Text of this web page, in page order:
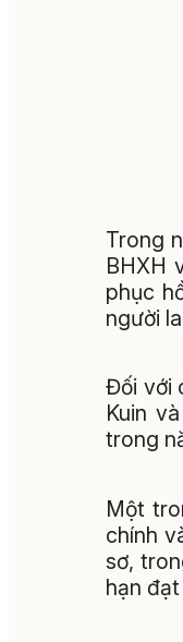
Trong
BHXH
phục
người
Đối với
Kuin
trong
Một
chính
sơ,
hạn